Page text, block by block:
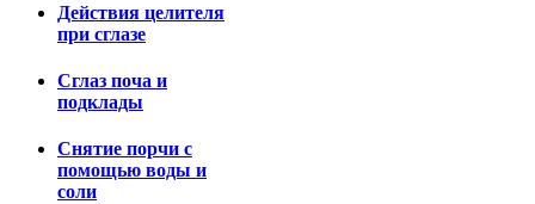
Действия целителя
при сглазе
Сглаз поча и
подклады
Снятие порчи с
помощью воды и
соли